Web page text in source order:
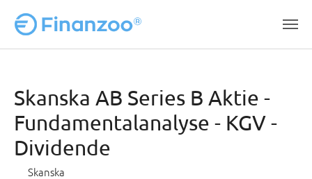
Skanska AB Series B Aktie -
Fundamentalanalyse - KGV -
Dividende
Skanska